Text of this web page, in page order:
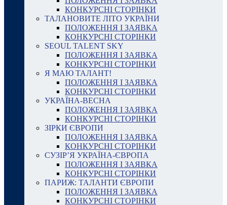
КОНКУРСНІ СТОРІНКИ
ТАЛАНОВИТЕ ЛІТО УКРАЇНИ
ПОЛОЖЕННЯ І ЗАЯВКА
КОНКУРСНІ СТОРІНКИ
SEOUL TALENT SKY
ПОЛОЖЕННЯ І ЗАЯВКА
КОНКУРСНІ СТОРІНКИ
Я МАЮ ТАЛАНТ!
ПОЛОЖЕННЯ І ЗАЯВКА
КОНКУРСНІ СТОРІНКИ
УКРАЇНА-ВЕСНА
ПОЛОЖЕННЯ І ЗАЯВКА
КОНКУРСНІ СТОРІНКИ
ЗІРКИ ЄВРОПИ
ПОЛОЖЕННЯ І ЗАЯВКА
КОНКУРСНІ СТОРІНКИ
СУЗІР’Я УКРАЇНА-ЄВРОПА
ПОЛОЖЕННЯ І ЗАЯВКА
КОНКУРСНІ СТОРІНКИ
ПАРИЖ: ТАЛАНТИ ЄВРОПИ
ПОЛОЖЕННЯ І ЗАЯВКА
КОНКУРСНІ СТОРІНКИ